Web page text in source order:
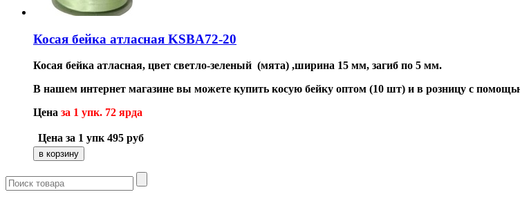
Косая бейка атласная KSBA72-20
Косая бейка атласная, цвет светло-зеленый (мята) ,ширина 15 мм, загиб по 5 мм.
В нашем интернет магазине вы можете купить косую бейку оптом (10 шт) и в розницу с
Цена за 1 упк. 72 ярда
Цена за 1 упк 495 руб